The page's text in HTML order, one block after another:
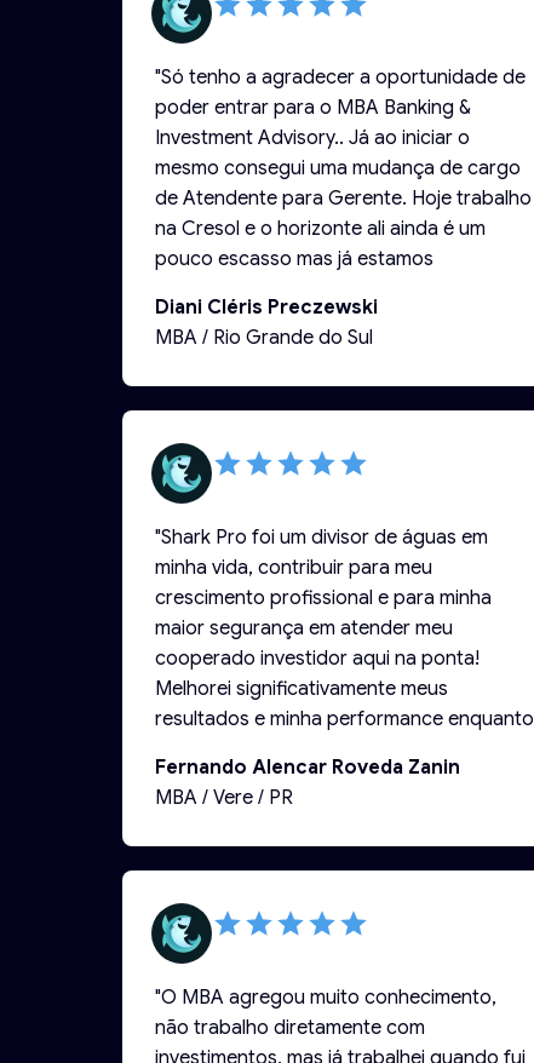
"Só tenho a agradecer a oportunidade de
poder entrar para o MBA Banking &
Investment Advisory.. Já ao iniciar o
mesmo consegui uma mudança de cargo
de Atendente para Gerente. Hoje trabalho
na Cresol e o horizonte ali ainda é um
pouco escasso mas já estamos
Fundos de Investimento entre outros…e
sei que a única Pós graduada em
Investimentos sou eu então com toda
certeza muitas oportunidades virão.
Como sou do Interior as possibilidades
são menores mas ao poucos as coisas
vão se ajustando. Tudo no seu tempo!! O
MBA foi a melhor escolha que eu poderia
ter feito…as aulas ao vivo com
atualizações de mercado valem muito a
pena…diria até que valem mais do que 2
anos estudando temas em desacordo
com a realidade por exemplo… A
metodologia com que ele nos é
gravadas…prova online…nos garante
poder estudar sem se preocupar com a
realizada!!!"
Diani Cléris Preczewski
MBA / Rio Grande do Sul
"Shark Pro foi um divisor de águas em
minha vida, contribuir para meu
crescimento profissional e para minha
maior segurança em atender meu
cooperado investidor aqui na ponta!
Melhorei significativamente meus
resultados e minha performance enquanto
Fernando Alencar Roveda Zanin
MBA / Vere / PR
"O MBA agregou muito conhecimento,
não trabalho diretamente com
investimentos, mas já trabalhei quando fui